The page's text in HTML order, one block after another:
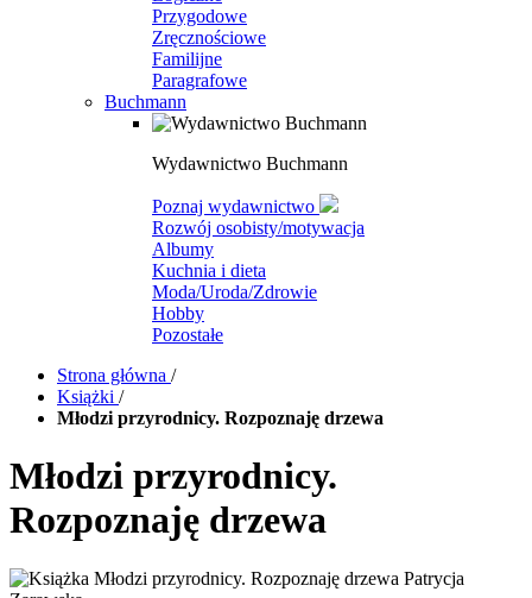
Przygodowe
Zręcznościowe
Familijne
Paragrafowe
Buchmann
Wydawnictwo Buchmann
Poznaj wydawnictwo
Rozwój osobisty/motywacja
Albumy
Kuchnia i dieta
Moda/Uroda/Zdrowie
Hobby
Pozostałe
Strona główna /
Książki /
Młodzi przyrodnicy. Rozpoznaję drzewa
Młodzi przyrodnicy.
Rozpoznaję drzewa